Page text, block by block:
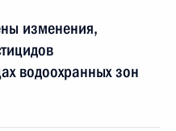
изменения,
водоохранных зон